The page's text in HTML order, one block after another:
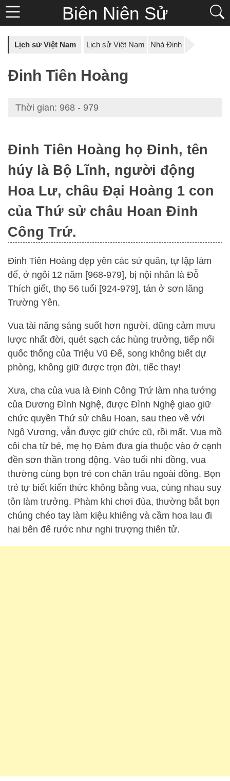
Biên Niên Sử
Lịch sử Việt Nam Lịch sử Việt Nam Nhà Đinh
Đinh Tiên Hoàng
Thời gian: 968 - 979
Đinh Tiên Hoàng họ Đinh, tên
húy là Bộ Lĩnh, người động
Hoa Lư, châu Đại Hoàng 1 con
của Thứ sử châu Hoan Đinh
Công Trứ.
Đinh Tiên Hoàng dẹp yên các sứ quân, tự lập làm
đế, ở ngôi 12 năm [968-979], bị nội nhân là Đỗ
Thích giết, thọ 56 tuổi [924-979], tán ở sơn lăng
Trường Yên.
Vua tài năng sáng suốt hơn người, dũng cảm mưu
lược nhất đời, quét sạch các hùng trưởng, tiếp nối
quốc thống của Triệu Vũ Đế, song không biết dự
phòng, không giữ được trọn đời, tiếc thay!
Xưa, cha của vua là Đinh Công Trứ làm nha tướng
của Dương Đình Nghệ, được Đình Nghệ giao giữ
chức quyền Thứ sử châu Hoan, sau theo về với
Ngô Vương, vẫn được giữ chức cũ, rồi mất. Vua mồ
côi cha từ bé, mẹ họ Đàm đưa gia thuộc vào ở cạnh
đền sơn thần trong động. Vào tuổi nhi đồng, vua
thường cùng bọn trẻ con chăn trâu ngoài đồng. Bọn
trẻ tự biết kiến thức không bằng vua, cùng nhau suy
tôn làm trưởng. Phàm khi chơi đùa, thường bắt bọn
chúng chéo tay làm kiệu khiêng và cầm hoa lau đi
hai bên để rước như nghi trượng thiên tử.